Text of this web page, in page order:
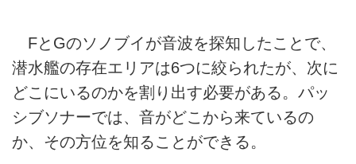
FとGのソノブイが音波を探知したことで、
潜水艦の存在エリアは6つに絞られたが、次に
どこにいるのかを割り出す必要がある。パッ
シブソナーでは、音がどこから来ているの
か、その方位を知ることができる。